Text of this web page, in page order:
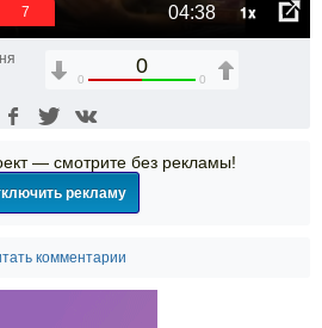
04:38 1x
6
0
0 0
— смотрите без рекламы!
рекламу
комментарии